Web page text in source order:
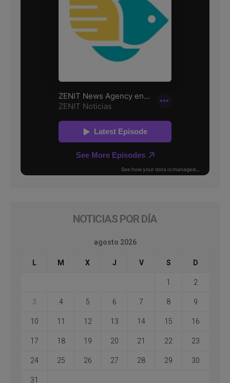
NOTICIAS POR DÍA
agosto 2026
L M X J V S D
1 2
3 4 5 6 7 8 9
10 11 12 13 14 15 16
17 18 19 20 21 22 23
24 25 26 27 28 29 30
31